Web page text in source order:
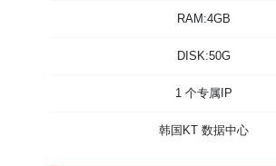
RAM:4GB
DISK:50G
1 个专属IP
韩国KT 数据中心